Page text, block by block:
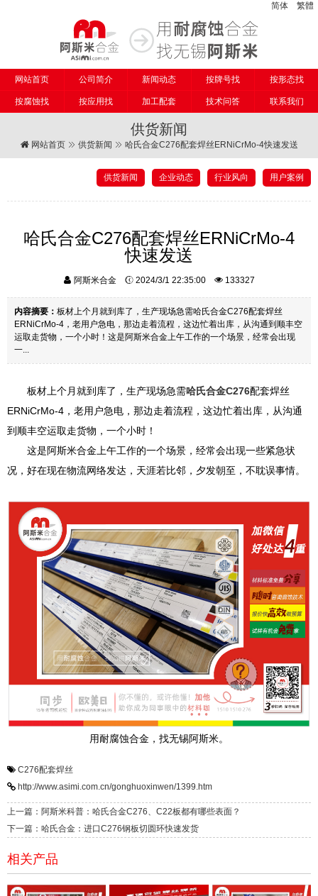
简体 繁體
网站首页 公司简介 新闻动态 按牌号找 按形态找
按腐蚀找 按应用找 加工配套 技术问答 联系我们
供货新闻
网站首页 供货新闻 哈氏合金C276配套焊丝ERNiCrMo-4快速发送
供货新闻 企业动态 行业风向 用户案例
哈氏合金C276配套焊丝ERNiCrMo-4
快速发送
阿斯米合金 2024/3/1 22:35:00 133327
内容摘要： 板材上个月就到库了，生产现场急需哈氏合金C276配套焊丝
ERNiCrMo-4，老用户急电，那边走着流程，这边忙着出库，从沟通到顺丰空
运取走货物，一个小时！这是阿斯米合金上午工作的一个场景，经常会出现
一...
板材上个月就到库了，生产现场急需哈氏合金C276配套焊丝
ERNiCrMo-4，老用户急电，那边走着流程，这边忙着出库，从沟通
到顺丰空运取走货物，一个小时！
这是阿斯米合金上午工作的一个场景，经常会出现一些紧急状
况，好在现在物流网络发达，天涯若比邻，夕发朝至，不耽误事情。
用耐腐蚀合金，找无锡阿斯米。
C276配套焊丝
http://www.asimi.com.cn/gonghuoxinwen/1399.htm
上一篇：阿斯米科普：哈氏合金C276、C22板都有哪些表面？
下一篇：哈氏合金：进口C276钢板切圆环快速发货
相关产品